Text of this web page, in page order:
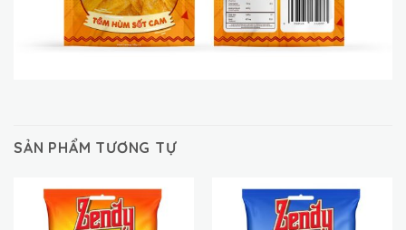
SẢN PHẨM TƯƠNG TỰ